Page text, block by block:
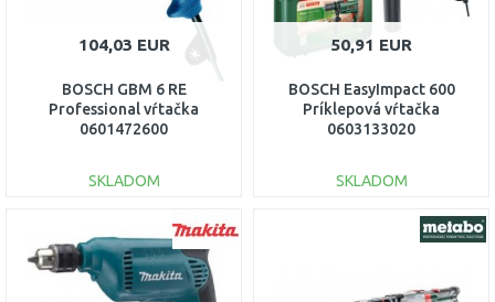
104,03 EUR
BOSCH GBM 6 RE
Professional vŕtačka
0601472600
SKLADOM
DO KOŠÍKA
Porovnať
50,91 EUR
BOSCH EasyImpact 600
Príklepová vŕtačka
0603133020
SKLADOM
DO KOŠÍKA